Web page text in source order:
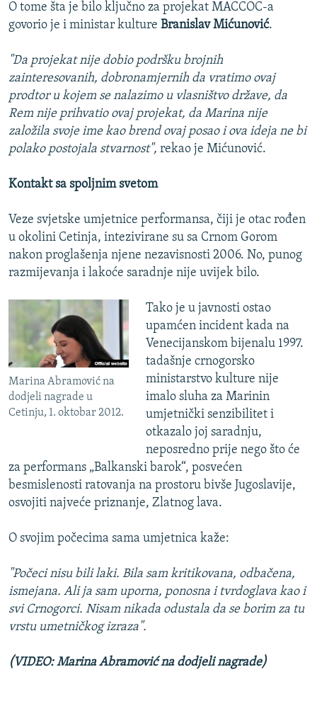
O tome šta je bilo ključno za projekat MACCOC-a
govorio je i ministar kulture Branislav Mićunović.
"Da projekat nije dobio podršku brojnih
zainteresovanih, dobronamjernih da vratimo ovaj
prodtor u kojem se nalazimo u vlasništvo države, da
Rem nije prihvatio ovaj projekat, da Marina nije
založila svoje ime kao brend ovaj posao i ova ideja ne bi
polako postojala stvarnost", rekao je Mićunović.
Kontakt sa spoljnim svetom
Veze svjetske umjetnice performansa, čiji je otac rođen
u okolini Cetinja, intezivirane su sa Crnom Gorom
nakon proglašenja njene nezavisnosti 2006. No, punog
razmijevanja i lakoće saradnje nije uvijek bilo.
Marina Abramović na
dodjeli nagrade u
Cetinju, 1. oktobar 2012.
Tako je u javnosti ostao
upamćen incident kada na
Venecijanskom bijenalu 1997.
tadašnje crnogorsko
ministarstvo kulture nije
imalo sluha za Marinin
umjetnički senzibilitet i
otkazalo joj saradnju,
neposredno prije nego što će
za performans „Balkanski barok“, posvećen
besmislenosti ratovanja na prostoru bivše Jugoslavije,
osvojiti najveće priznanje, Zlatnog lava.
O svojim počecima sama umjetnica kaže:
"Počeci nisu bili laki. Bila sam kritikovana, odbačena,
ismejana. Ali ja sam uporna, ponosna i tvrdoglava kao i
svi Crnogorci. Nisam nikada odustala da se borim za tu
vrstu umetničkog izraza".
(VIDEO: Marina Abramović na dodjeli nagrade)